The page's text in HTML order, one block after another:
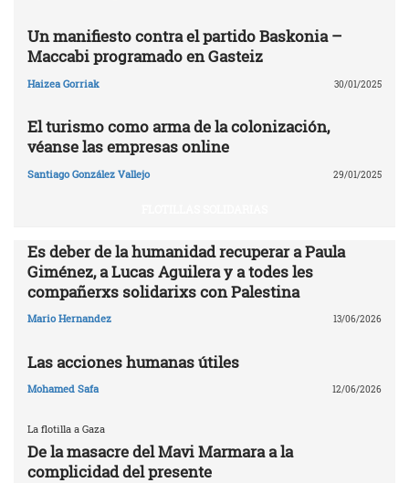
Un manifiesto contra el partido Baskonia –
Maccabi programado en Gasteiz
Haizea Gorriak 30/01/2025
El turismo como arma de la colonización,
véanse las empresas online
Santiago González Vallejo 29/01/2025
Es deber de la humanidad recuperar a Paula
Giménez, a Lucas Aguilera y a todes les
compañerxs solidarixs con Palestina
Mario Hernandez 13/06/2026
Las acciones humanas útiles
Mohamed Safa 12/06/2026
La flotilla a Gaza
De la masacre del Mavi Marmara a la
complicidad del presente